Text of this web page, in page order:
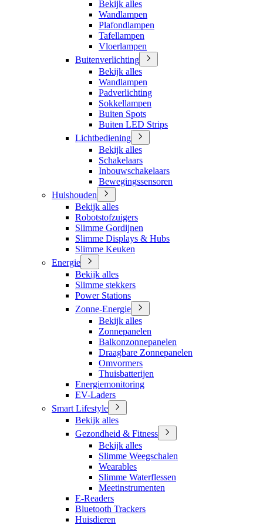
Bekijk alles
Wandlampen
Plafondlampen
Tafellampen
Vloerlampen
Buitenverlichting
Bekijk alles
Wandlampen
Padverlichting
Sokkellampen
Buiten Spots
Buiten LED Strips
Lichtbediening
Bekijk alles
Schakelaars
Inbouwschakelaars
Bewegingssensoren
Huishouden
Bekijk alles
Robotstofzuigers
Slimme Gordijnen
Slimme Displays & Hubs
Slimme Keuken
Energie
Bekijk alles
Slimme stekkers
Power Stations
Zonne-Energie
Bekijk alles
Zonnepanelen
Balkonzonnepanelen
Draagbare Zonnepanelen
Omvormers
Thuisbatterijen
Energiemonitoring
EV-Laders
Smart Lifestyle
Bekijk alles
Gezondheid & Fitness
Bekijk alles
Slimme Weegschalen
Wearables
Slimme Waterflessen
Meetinstrumenten
E-Readers
Bluetooth Trackers
Huisdieren